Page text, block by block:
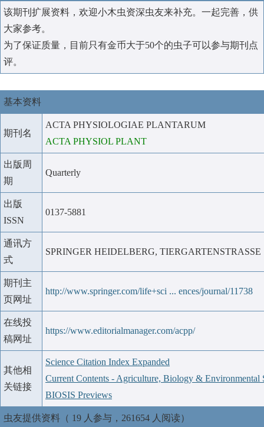
该期刊扩展资料，欢迎小木虫资深虫友来补充。一起完善，供
大家参考。
为了保证质量，目前只有金币大于50个的虫子可以参与期刊点
评。
基本资料
期刊名
ACTA PHYSIOLOGIAE PLANTARUM
ACTA PHYSIOL PLANT
出版周
期
Quarterly
出版
ISSN
0137-5881
通讯方
式
SPRINGER HEIDELBERG,
期刊主
页网址
http://www.springer.com/life+sci ... ences/journal/11738
在线投
稿网址
https://www.editorialmanager.com/acpp/
其他相
关链接
Science Citation Index Expanded
Current Contents - Agriculture, Biology & Environmental
BIOSIS Previews
虫友提供资料（ 19 人参与，261654 人阅读）